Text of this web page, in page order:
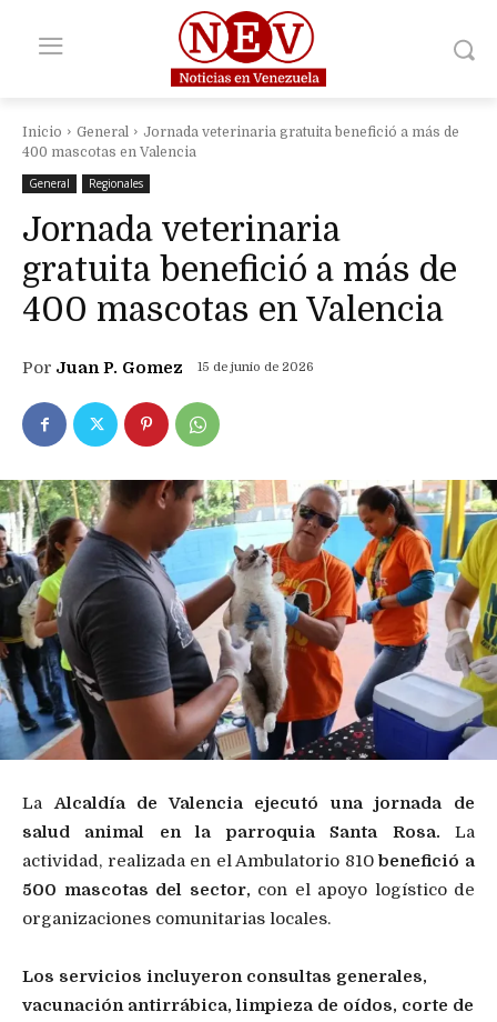
Inicio General
Jornada veterinaria gratuita benefició a más de
400 mascotas en Valencia
General
Regionales
Jornada veterinaria
gratuita benefició a más de
400 mascotas en Valencia
Por Juan P. Gomez 15 de junio de 2026
LaAlcaldía de Valencia ejecutó una jornada de
salud animal en la parroquia Santa Rosa. La
actividad, realizada en el Ambulatorio 810benefició a
500 mascotas del sector, con el apoyo logístico de
organizaciones comunitarias locales.
Los servicios incluyeron consultas generales,
vacunación antirrábica, limpieza de oídos, corte de